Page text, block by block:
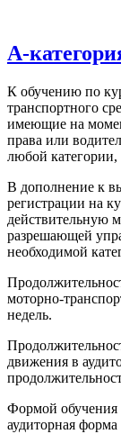
A-
К обучению по
транспортного
имеющие на
права или
любой категории,
В дополнение к
регистрации на
действительную
разрешающей
необходимой
моторно-
недель.
движения в
Формой обучения
аудиторная форма